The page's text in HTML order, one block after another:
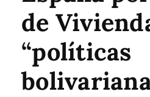
de
“políticas